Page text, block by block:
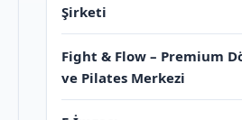
Şirketi
Fight & Flow – Premium
ve Pilates Merkezi